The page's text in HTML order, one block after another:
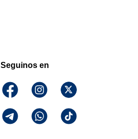
Seguinos en